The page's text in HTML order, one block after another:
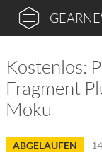
Kostenlos:
Fragment
Moku
ABGELAUFEN